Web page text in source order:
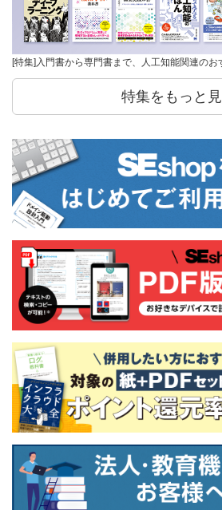
[特集]入門書から専門書まで、人工知能関連のお
特集をもっと